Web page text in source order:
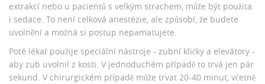
extrakcí nebo u pacientů s velkým strachem, může být použita
i sedace. To není celková anestézie, ale způsobí, že budete
uvolnění a možná si postup nepamatujete.
Poté lékař použije speciální nástroje - zubní kličky a elevátory -
aby zub uvolnil z kosti. V jednoduchém případě to trvá jen pár
sekund. V chirurgickém případě může trvat 20-40 minut, včetně